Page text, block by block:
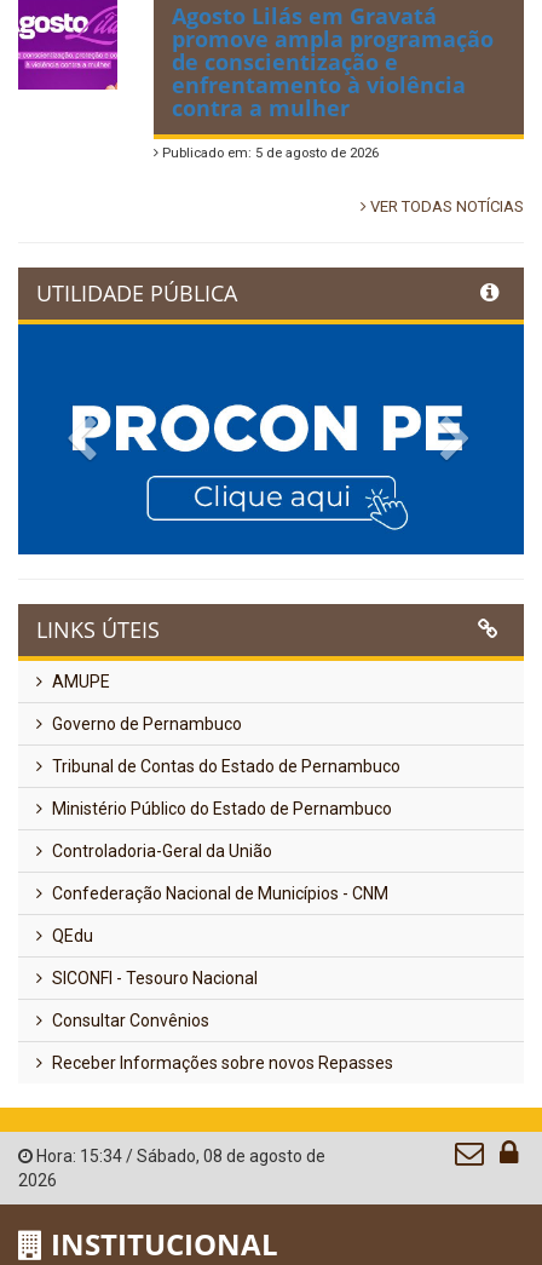
Agosto Lilás em Gravatá
promove ampla programação
de conscientização e
enfrentamento à violência
contra a mulher
Publicado em: 5 de agosto de 2026
VER TODAS NOTÍCIAS
UTILIDADE PÚBLICA
Previous
LINKS ÚTEIS
AMUPE
Governo de Pernambuco
Tribunal de Contas do Estado de Pernambuco
Ministério Público do Estado de Pernambuco
Controladoria-Geral da União
Confederação Nacional de Municípios - CNM
QEdu
SICONFI - Tesouro Nacional
Consultar Convênios
Receber Informações sobre novos Repasses
Hora: 15:34/Sábado, 08 de agosto de
2026
INSTITUCIONAL